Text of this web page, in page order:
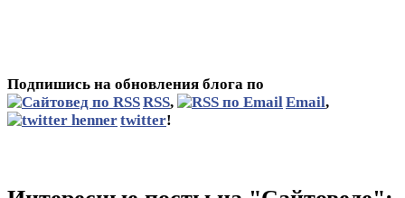
Подпишись на обновления блога по
RSS, Email,
twitter!